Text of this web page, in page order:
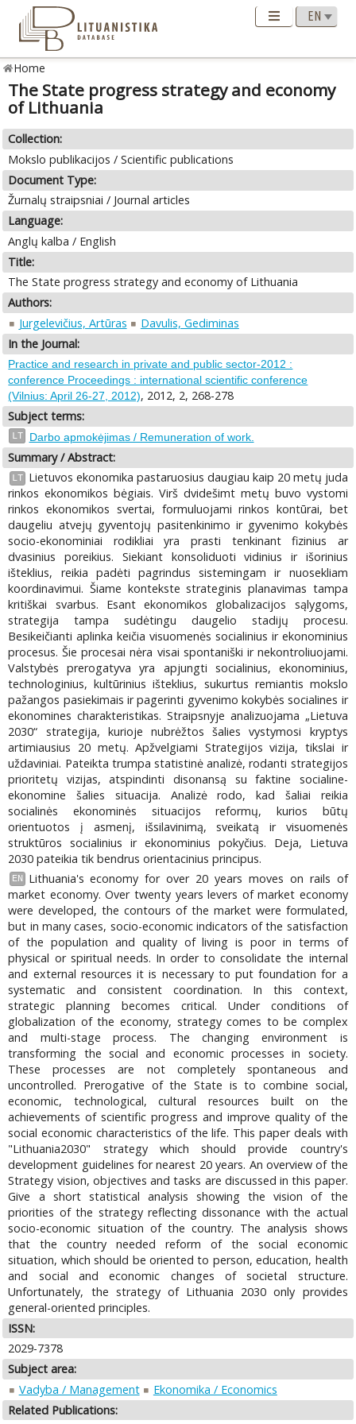
Home
The State progress strategy and economy
of Lithuania
Collection:
Mokslo publikacijos / Scientific publications
Document Type:
Žurnalų straipsniai / Journal articles
Language:
Anglų kalba / English
Title:
The State progress strategy and economy of Lithuania
Authors:
Jurgelevičius, Artūras
Davulis, Gediminas
In the Journal:
Practice and research in private and public sector-2012 :
conference Proceedings : international scientific conference
(Vilnius: April 26-27, 2012), 2012, 2, 268-278
Subject terms:
LT Darbo apmokėjimas / Remuneration of work.
Summary / Abstract:
LT
Lietuvos ekonomika pastaruosius daugiau kaip 20 metų juda
rinkos ekonomikos bėgiais. Virš dvidešimt metų buvo vystomi
rinkos ekonomikos svertai, formuluojami rinkos kontūrai, bet
daugeliu atvejų gyventojų pasitenkinimo ir gyvenimo kokybės
socio-ekonominiai rodikliai yra prasti tenkinant fizinius ar
dvasinius poreikius. Siekiant konsoliduoti vidinius ir išorinius
išteklius, reikia padėti pagrindus sistemingam ir nuosekliam
koordinavimui. Šiame kontekste strateginis planavimas tampa
kritiškai svarbus. Esant ekonomikos globalizacijos sąlygoms,
strategija tampa sudėtingu daugelio stadijų procesu.
Besikeičianti aplinka keičia visuomenės socialinius ir ekonominius
procesus. Šie procesai nėra visai spontaniški ir nekontroliuojami.
Valstybės prerogatyva yra apjungti socialinius, ekonominius,
technologinius, kultūrinius išteklius, sukurtus remiantis mokslo
pažangos pasiekimais ir pagerinti gyvenimo kokybės socialines ir
ekonomines charakteristikas. Straipsnyje analizuojama „Lietuva
2030“ strategija, kurioje nubrėžtos šalies vystymosi kryptys
artimiausius 20 metų. Apžvelgiami Strategijos vizija, tikslai ir
uždaviniai. Pateikta trumpa statistinė analizė, rodanti strategijos
prioritetų vizijas, atspindinti disonansą su faktine socialine-
ekonomine šalies situacija. Analizė rodo, kad šaliai reikia
socialinės ekonominės situacijos reformų, kurios būtų
orientuotos į asmenį, išsilavinimą, sveikatą ir visuomenės
struktūros socialinius ir ekonominius pokyčius. Deja, Lietuva
2030 pateikia tik bendrus orientacinius principus.
EN
Lithuania's economy for over 20 years moves on rails of
market economy. Over twenty years levers of market economy
were developed, the contours of the market were formulated,
but in many cases, socio-economic indicators of the satisfaction
of the population and quality of living is poor in terms of
physical or spiritual needs. In order to consolidate the internal
and external resources it is necessary to put foundation for a
systematic and consistent coordination. In this context,
strategic planning becomes critical. Under conditions of
globalization of the economy, strategy comes to be complex
and multi-stage process. The changing environment is
transforming the social and economic processes in society.
These processes are not completely spontaneous and
uncontrolled. Prerogative of the State is to combine social,
economic, technological, cultural resources built on the
achievements of scientific progress and improve quality of the
social economic characteristics of the life. This paper deals with
"Lithuania2030" strategy which should provide country's
development guidelines for nearest 20 years. An overview of the
Strategy vision, objectives and tasks are discussed in this paper.
Give a short statistical analysis showing the vision of the
priorities of the strategy reflecting dissonance with the actual
socio-economic situation of the country. The analysis shows
that the country needed reform of the social economic
situation, which should be oriented to person, education, health
and social and economic changes of societal structure.
Unfortunately, the strategy of Lithuania 2030 only provides
general-oriented principles.
ISSN:
2029-7378
Subject area:
Vadyba / Management
Ekonomika / Economics
Related Publications: